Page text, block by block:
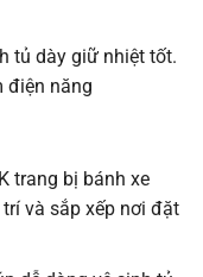
tủ dày giữ nhiệt tốt.
điện năng
trang bị bánh xe
và sắp xếp nơi đặt